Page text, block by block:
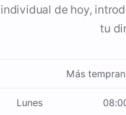
individual de hoy,
tu
Más
Lunes